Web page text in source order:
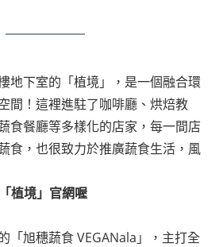
地下室的「植境」，是一個融合環
間！這裡進駐了咖啡廳、烘焙教
食餐廳等多樣化的店家，每一間店
食，也很致力於推廣蔬食生活，風
植境」官網喔
「旭穗蔬食 VEGANala」，主打全